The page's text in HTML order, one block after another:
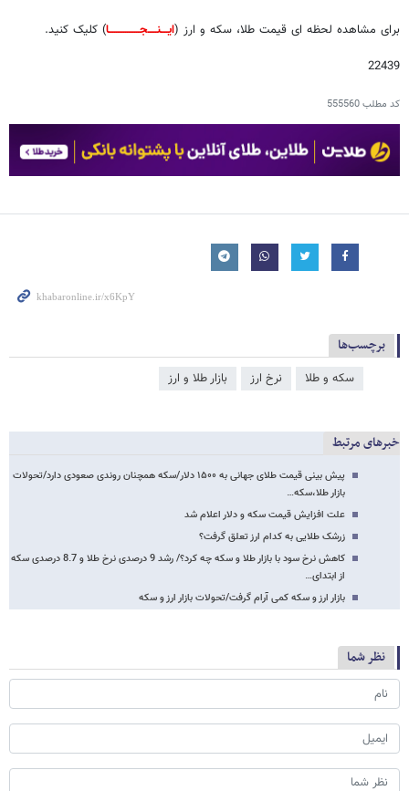
برای مشاهده لحظه ای قیمت طلا، سکه و ارز (ایــــنـــــجـــــــــــــــــا) کلیک کنید.
22439
کد مطلب555560
برچسب‌ها
سکه و طلا نرخ ارز بازار طلا و ارز
خبرهای مرتبط
پیش بینی قیمت طلای جهانی به ۱۵۰۰ دلار/سکه همچنان روندی صعودی دارد/تحولات
بازار طلا،سکه…
علت افزایش قیمت سکه و دلار اعلام شد
زرشک طلایی به کدام ارز تعلق گرفت؟
کاهش نرخ سود با بازار طلا و سکه چه کرد؟/ رشد 9 درصدی نرخ طلا و 8.7 درصدی سکه
از ابتدای…
بازار ارز و سکه کمی آرام گرفت/تحولات بازار ارز و سکه
نظر شما